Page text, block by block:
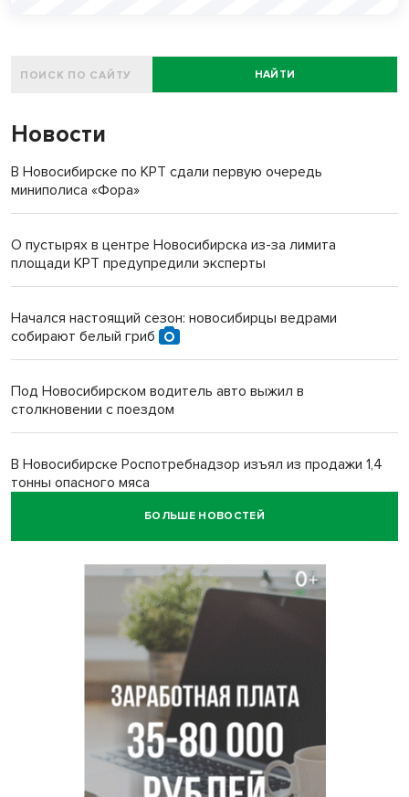
НАЙТИ
Новости
В Новосибирске по КРТ сдали первую очередь
миниполиса «Фора»
О пустырях в центре Новосибирска из-за лимита
площади КРТ предупредили эксперты
Начался настоящий сезон: новосибирцы ведрами
собирают белый гриб
Под Новосибирском водитель авто выжил в
столкновении с поездом
В Новосибирске Роспотребнадзор изъял из продажи 1,4
тонны опасного мяса
БОЛЬШЕ НОВОСТЕЙ